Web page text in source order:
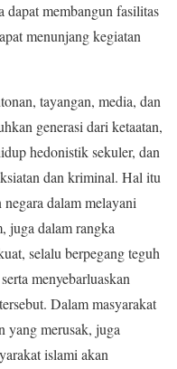
membangun fasilitas
menunjang kegiatan
tayangan, media, dan
generasi dari ketaatan,
hedonistik sekuler, dan
dan kriminal. Hal itu
dalam melayani
juga dalam rangka
selalu berpegang teguh
menyebarluaskan
Dalam masyarakat
yang merusak, juga
islami akan